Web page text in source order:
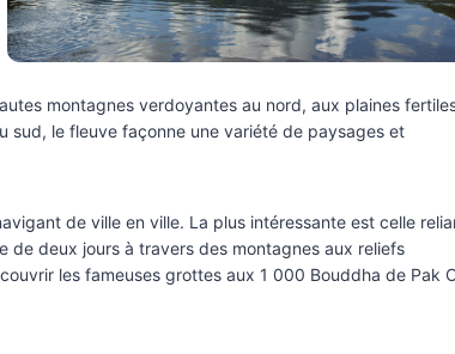
montagnes verdoyantes au nord, aux plaines
sud, le fleuve façonne une variété de paysages et
de ville en ville. La plus intéressante est celle
de deux jours à travers des montagnes aux reliefs
les fameuses grottes aux 1 000 Bouddha de Pak